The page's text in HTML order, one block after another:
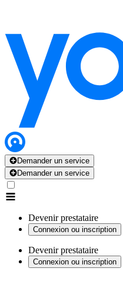
Demander un service
Demander un service
Devenir prestataire
Connexion ou inscription
Devenir prestataire
Connexion ou inscription